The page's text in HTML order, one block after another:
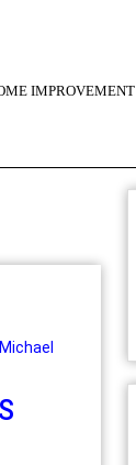
IMPROVEMENT
Michael